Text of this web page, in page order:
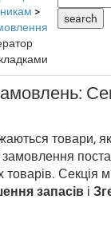
search
товари,
товарів. Секція
запасіві